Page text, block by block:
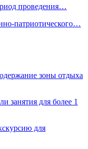
проведения…
патриотического…
зоны отдыха
занятия для более 1
для